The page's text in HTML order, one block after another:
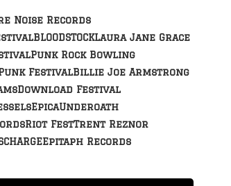
Noise Records
BLOODSTOCKLaura Jane Grace
Punk Rock Bowling
FestivalBillie Joe Armstrong
Download Festival
EpicaUnderoath
Riot FestTrent Reznor
Epitaph Records